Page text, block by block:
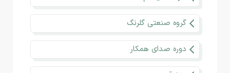
گروه صنعتی گلرنگ
دوره صدای همکار